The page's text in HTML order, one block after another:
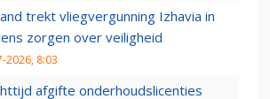
trekt vliegvergunning Izhavia in
zorgen over veiligheid
2026, 8:03
afgifte onderhoudslicenties